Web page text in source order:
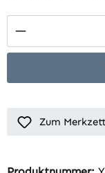
Produkt
Zum